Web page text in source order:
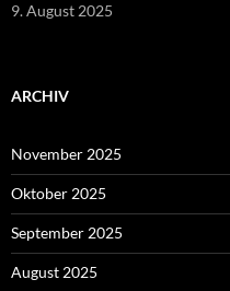
9. August 2025
ARCHIV
November 2025
Oktober 2025
September 2025
August 2025